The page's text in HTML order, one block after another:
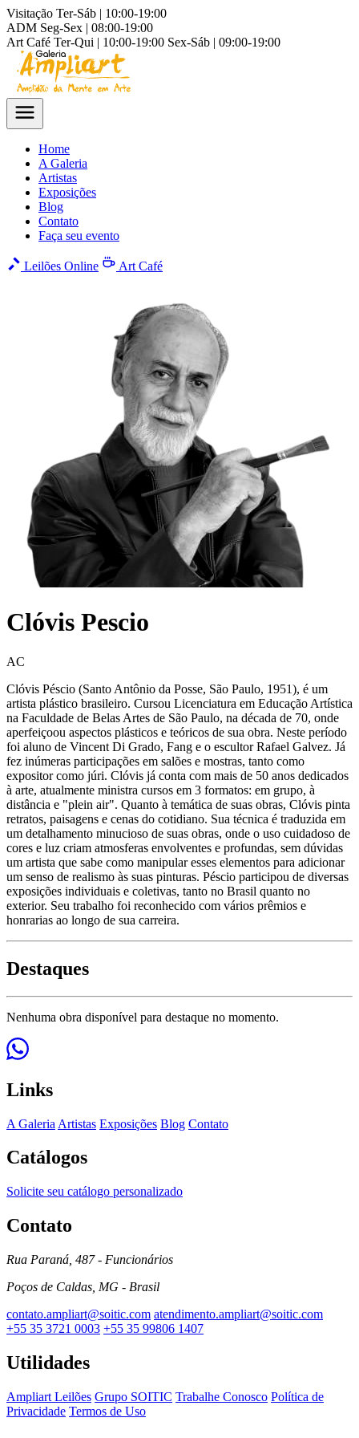
Visitação Ter-Sáb | 10:00-19:00
ADM Seg-Sex | 08:00-19:00
Art Café Ter-Qui | 10:00-19:00 Sex-Sáb | 09:00-19:00
Home
A Galeria
Artistas
Exposições
Blog
Contato
Faça seu evento
Leilões Online Art Café
Clóvis Pescio
AC
Clóvis Péscio (Santo Antônio da Posse, São Paulo, 1951), é um
artista plástico brasileiro. Cursou Licenciatura em Educação Artística
na Faculdade de Belas Artes de São Paulo, na década de 70, onde
aperfeiçoou aspectos plásticos e teóricos de sua obra. Neste período
foi aluno de Vincent Di Grado, Fang e o escultor Rafael Galvez. Já
fez inúmeras participações em salões e mostras, tanto como
expositor como júri. Clóvis já conta com mais de 50 anos dedicados
à arte, atualmente ministra cursos em 3 formatos: em grupo, à
distância e "plein air". Quanto à temática de suas obras, Clóvis pinta
retratos, paisagens e cenas do cotidiano. Sua técnica é traduzida em
um detalhamento minucioso de suas obras, onde o uso cuidadoso de
cores e luz criam atmosferas envolventes e profundas, sem dúvidas
um artista que sabe como manipular esses elementos para adicionar
um senso de realismo às suas pinturas. Péscio participou de diversas
exposições individuais e coletivas, tanto no Brasil quanto no
exterior. Seu trabalho foi reconhecido com vários prêmios e
honrarias ao longo de sua carreira.
Destaques
Nenhuma obra disponível para destaque no momento.
Links
A Galeria Artistas Exposições Blog Contato
Catálogos
Solicite seu catálogo personalizado
Contato
Rua Paraná, 487 - Funcionários
Poços de Caldas, MG - Brasil
contato.ampliart@soitic.com atendimento.ampliart@soitic.com
+55 35 3721 0003 +55 35 99806 1407
Utilidades
Ampliart Leilões Grupo SOITIC Trabalhe Conosco Política de
Privacidade Termos de Uso